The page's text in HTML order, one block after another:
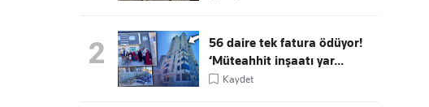
2
56 daire tek fatura ödüyor!
‘Müteahhit inşaatı yar...
Kaydet